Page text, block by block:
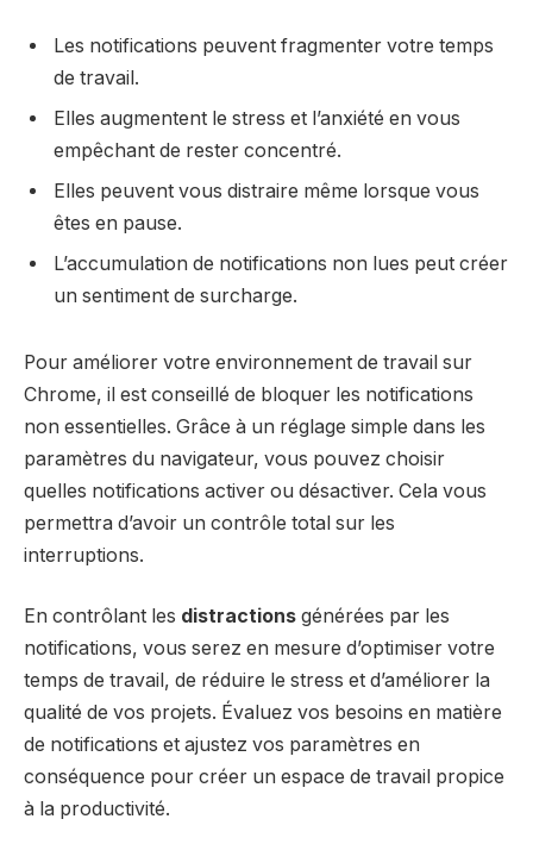
Les notifications peuvent fragmenter votre temps
de travail.
Elles augmentent le stress et l’anxiété en vous
empêchant de rester concentré.
Elles peuvent vous distraire même lorsque vous
êtes en pause.
L’accumulation de notifications non lues peut créer
un sentiment de surcharge.
Pour améliorer votre environnement de travail sur
Chrome, il est conseillé de bloquer les notifications
non essentielles. Grâce à un réglage simple dans les
paramètres du navigateur, vous pouvez choisir
quelles notifications activer ou désactiver. Cela vous
permettra d’avoir un contrôle total sur les
interruptions.
En contrôlant les distractions générées par les
notifications, vous serez en mesure d’optimiser votre
temps de travail, de réduire le stress et d’améliorer la
qualité de vos projets. Évaluez vos besoins en matière
de notifications et ajustez vos paramètres en
conséquence pour créer un espace de travail propice
à la productivité.